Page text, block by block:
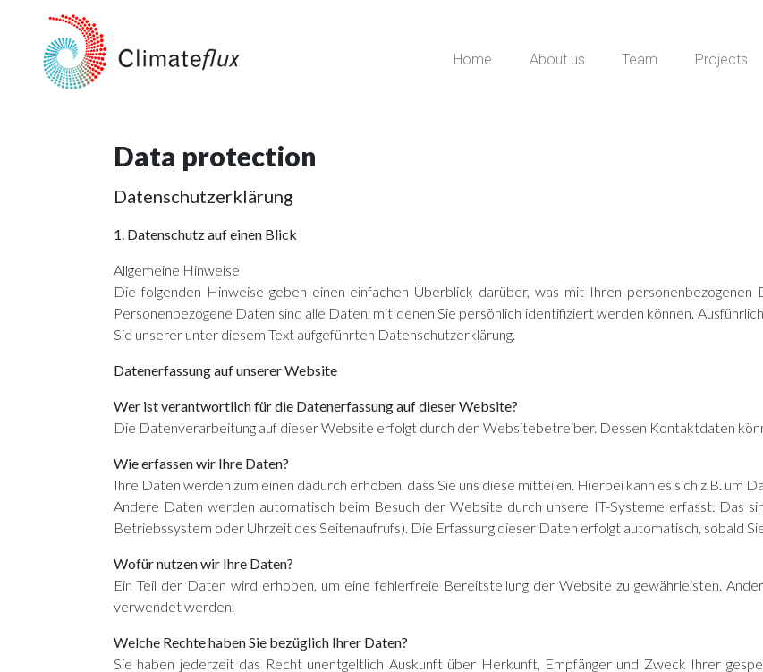
Home About us Team Projects
Data protection
Datenschutzerklärung
1. Datenschutz auf einen Blick
Allgemeine Hinweise
Die folgenden Hinweise geben einen einfachen Überblick darüber, was mit Ihren
Personenbezogene Daten sind alle Daten, mit denen Sie persönlich identifiziert werden können.
Sie unserer unter diesem Text aufgeführten Datenschutzerklärung.
Datenerfassung auf unserer Website
Wer ist verantwortlich für die Datenerfassung auf dieser Website?
Die Datenverarbeitung auf dieser Website erfolgt durch den Websitebetreiber. Dessen Kontaktdaten
Wie erfassen wir Ihre Daten?
Ihre Daten werden zum einen dadurch erhoben, dass Sie uns diese mitteilen. Hierbei kann es sich z.B. um
Andere Daten werden automatisch beim Besuch der Website durch unsere IT-Systeme erfasst. Das
Betriebssystem oder Uhrzeit des Seitenaufrufs). Die Erfassung dieser Daten erfolgt automatisch, sobald
Wofür nutzen wir Ihre Daten?
Ein Teil der Daten wird erhoben, um eine fehlerfreie Bereitstellung der Website zu gewährleisten.
verwendet werden.
Welche Rechte haben Sie bezüglich Ihrer Daten?
Sie haben jederzeit das Recht unentgeltlich Auskunft über Herkunft, Empfänger und Zweck Ihrer